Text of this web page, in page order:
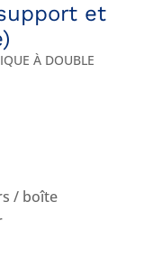
et
À DOUBLE
/ boîte